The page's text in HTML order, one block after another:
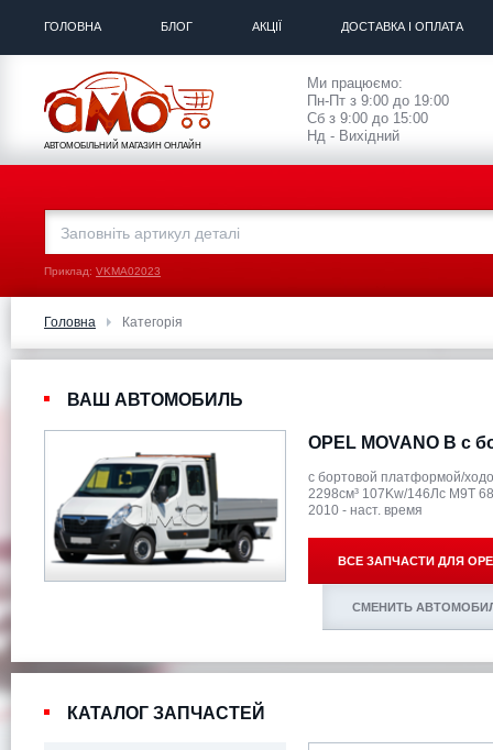
ГОЛОВНА БЛОГ АКЦІЇ ДОСТАВКА І ОПЛАТА
АВТОМОБІЛЬНИЙ МАГАЗИН ОНЛАЙН
Ми працюємо:
Пн-Пт з 9:00 до 19:00
Сб з 9:00 до 15:00
Нд - Вихідний
Приклад: VKMA02023
Головна Категорія
ВАШ АВТОМОБИЛЬ
OPEL MOVANO B c
c бортовой платформой/
2298см³ 107Kw/146Лс M9T
2010 - наст. время
ВСЕ ЗАПЧАСТИ ДЛЯ
СМЕНИТЬ
КАТАЛОГ ЗАПЧАСТЕЙ